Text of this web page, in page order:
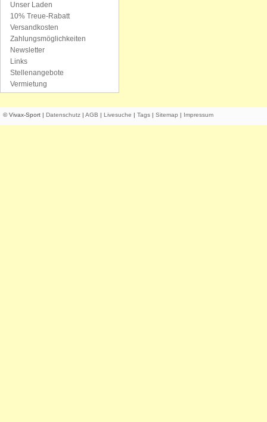
Unser Laden
10% Treue-Rabatt
Versandkosten
Zahlungsmöglichkeiten
Newsletter
Links
Stellenangebote
Vermietung
© Vivax-Sport | Datenschutz | AGB | Livesuche | Tags | Sitemap | Impressum